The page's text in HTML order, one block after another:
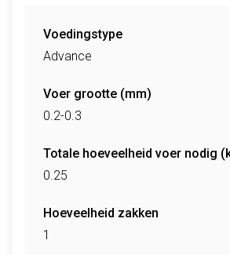
Voedingstype
Advance
Voer grootte (mm)
0.2-0.3
Totale hoeveelheid voer nodig
0.25
Hoeveelheid zakken
1